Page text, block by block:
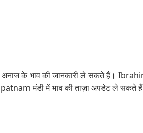
के भाव की जानकारी ले सकते हैं।
मंडी में भाव की ताज़ा अपडेट ले